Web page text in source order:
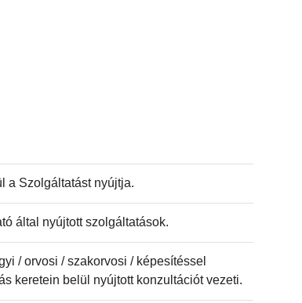
a Szolgáltatást nyújtja.
által nyújtott szolgáltatások.
/ orvosi / szakorvosi / képesítéssel
keretein belül nyújtott konzultációt vezeti.